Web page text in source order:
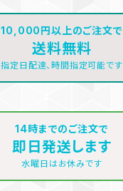
10,000円以上のご注文で
送料無料
指定日配達、時間指定可能です
14時までのご注文で
即日発送します
水曜日はお休みです